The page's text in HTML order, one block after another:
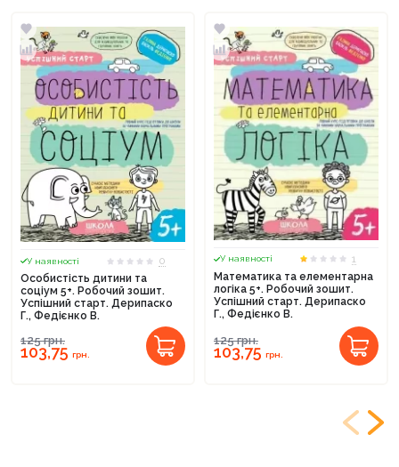
У наявності
0
Особистість дитини та
соціум 5+. Робочий зошит.
Успішний старт. Дерипаско
Г., Федієнко В.
125грн.
103,75 грн.
У наявності
1
Математика та елементарна
логіка 5+. Робочий зошит.
Успішний старт. Дерипаско
Г., Федієнко В.
125грн.
103,75 грн.